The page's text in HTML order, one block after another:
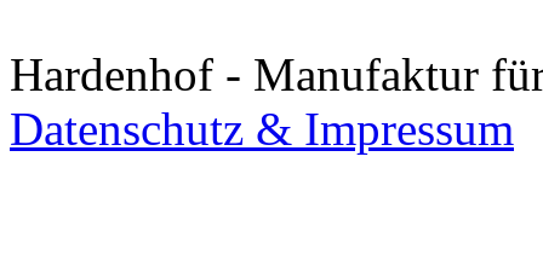
Hardenhof - Manufaktur
Datenschutz & Impressum